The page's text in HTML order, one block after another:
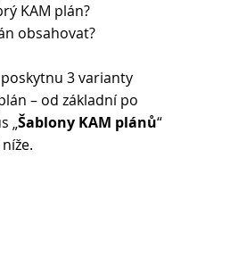
KAM plán?
obsahovat?
3 varianty
– od základní po
„Šablony KAM plánů“